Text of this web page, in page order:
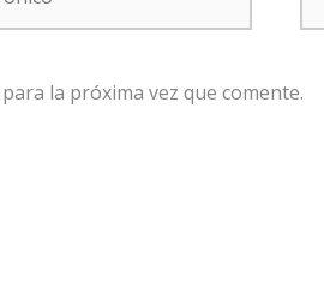
la próxima vez que comente.